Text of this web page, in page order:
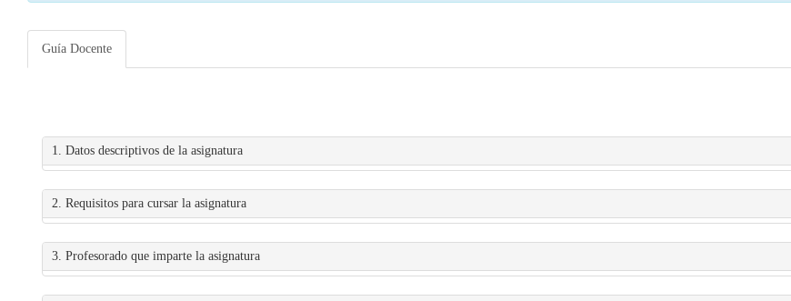
Guía Docente
1. Datos descriptivos de la asignatura
2. Requisitos para cursar la asignatura
3. Profesorado que imparte la asignatura